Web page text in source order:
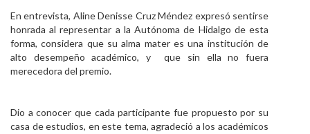
En entrevista, Aline Denisse Cruz Méndez expresó sentirse
honrada al representar a la Autónoma de Hidalgo de esta
forma, considera que su alma mater es una institución de
alto desempeño académico, y que sin ella no fuera
merecedora del premio.
Dio a conocer que cada participante fue propuesto por su
casa de estudios, en este tema, agradeció a los académicos